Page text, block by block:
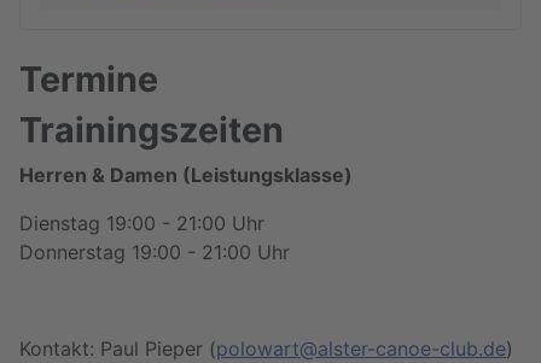
Termine
Trainingszeiten
Herren & Damen (Leistungsklasse)
Dienstag 19:00 - 21:00 Uhr
Donnerstag 19:00 - 21:00 Uhr
Kontakt: Paul Pieper (polowart@alster-canoe-club.de)